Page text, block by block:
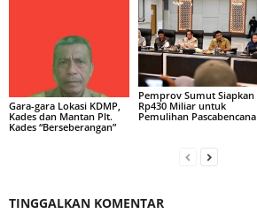
Gara-gara Lokasi KDMP,
Kades dan Mantan Plt.
Kades “Berseberangan”
Pemprov Sumut Siapkan
Rp430 Miliar untuk
Pemulihan Pascabencana
TINGGALKAN KOMENTAR